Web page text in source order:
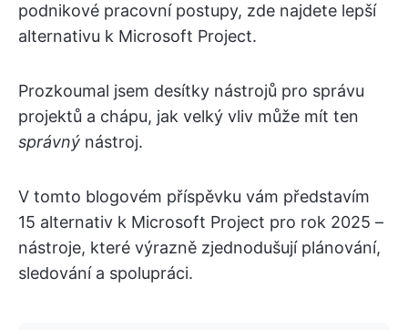
podnikové pracovní postupy, zde najdete lepší
alternativu k Microsoft Project.
Prozkoumal jsem desítky nástrojů pro správu
projektů a chápu, jak velký vliv může mít ten
správný nástroj.
V tomto blogovém příspěvku vám představím
15 alternativ k Microsoft Project pro rok 2025 –
nástroje, které výrazně zjednodušují plánování,
sledování a spolupráci.